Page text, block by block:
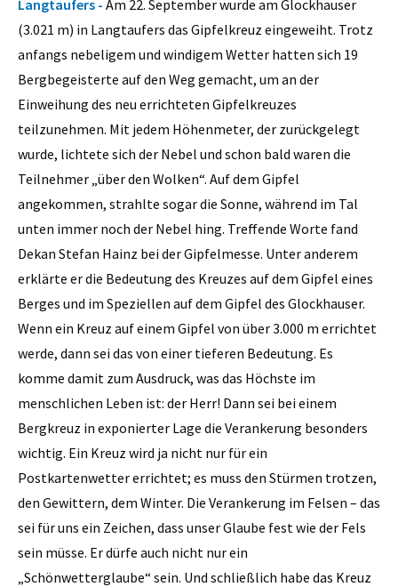
Langtaufers - Am 22. September wurde am Glockhauser
(3.021 m) in Langtaufers das Gipfelkreuz eingeweiht. Trotz
anfangs nebeligem und windigem Wetter hatten sich 19
Bergbegeisterte auf den Weg gemacht, um an der
Einweihung des neu errichteten Gipfelkreuzes
teilzunehmen. Mit jedem Höhenmeter, der zurückgelegt
wurde, lichtete sich der Nebel und schon bald waren die
Teilnehmer „über den Wolken“. Auf dem Gipfel
angekommen, strahlte sogar die Sonne, während im Tal
unten immer noch der Nebel hing. Treffende Worte fand
Dekan Stefan Hainz bei der Gipfelmesse. Unter anderem
erklärte er die Bedeutung des Kreuzes auf dem Gipfel eines
Berges und im Speziellen auf dem Gipfel des Glockhauser.
Wenn ein Kreuz auf einem Gipfel von über 3.000 m errichtet
werde, dann sei das von einer tieferen Bedeutung. Es
komme damit zum Ausdruck, was das Höchste im
menschlichen Leben ist: der Herr! Dann sei bei einem
Bergkreuz in exponierter Lage die Verankerung besonders
wichtig. Ein Kreuz wird ja nicht nur für ein
Postkartenwetter errichtet; es muss den Stürmen trotzen,
den Gewittern, dem Winter. Die Verankerung im Felsen – das
sei für uns ein Zeichen, dass unser Glaube fest wie der Fels
sein müsse. Er dürfe auch nicht nur ein
„Schönwetterglaube“ sein. Und schließlich habe das Kreuz